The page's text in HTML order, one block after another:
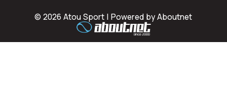
© 2026 Atou Sport | Powered byAboutnet